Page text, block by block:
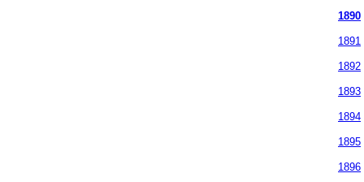
1890
1891
1892
1893
1894
1895
1896